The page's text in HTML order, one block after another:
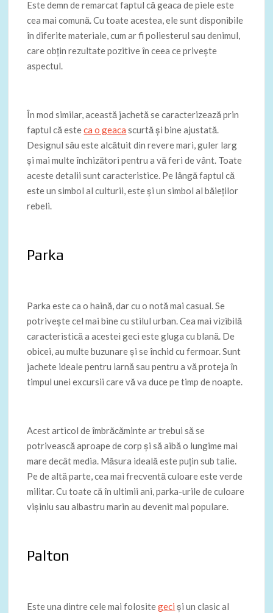
Este demn de remarcat faptul că geaca de piele este
cea mai comună. Cu toate acestea, ele sunt disponibile
în diferite materiale, cum ar fi poliesterul sau denimul,
care obțin rezultate pozitive în ceea ce privește
aspectul.
În mod similar, această jachetă se caracterizează prin
faptul că esteca o geaca scurtă și bine ajustată.
Designul său este alcătuit din revere mari, guler larg
și mai multe închizători pentru a vă feri de vânt. Toate
aceste detalii sunt caracteristice. Pe lângă faptul că
este un simbol al culturii, este și un simbol al băieților
rebeli.
Parka
Parka este ca o haină, dar cu o notă mai casual. Se
potrivește cel mai bine cu stilul urban. Cea mai vizibilă
caracteristică a acestei geci este gluga cu blană. De
obicei, au multe buzunare și se închid cu fermoar. Sunt
jachete ideale pentru iarnă sau pentru a vă proteja în
timpul unei excursii care vă va duce pe timp de noapte.
Acest articol de îmbrăcăminte ar trebui să se
potrivească aproape de corp și să aibă o lungime mai
mare decât media. Măsura ideală este puțin sub talie.
Pe de altă parte, cea mai frecventă culoare este verde
militar. Cu toate că în ultimii ani, parka-urile de culoare
vișiniu sau albastru marin au devenit mai populare.
Palton
Este una dintre cele mai folositegeci și un clasic al